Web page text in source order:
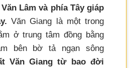
Lâm và phía Tây giáp
Văn Giang là một trong
ở trung tâm đồng bằng
bên bờ tả ngạn sông
Văn Giang từ bao đời